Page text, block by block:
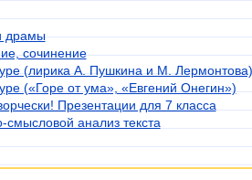
драмы
сочинение
(лирика А. Пушкина и М. Лермонтова)
(«Горе от ума», «Евгений Онегин»)
Презентации для 7 класса
анализ текста